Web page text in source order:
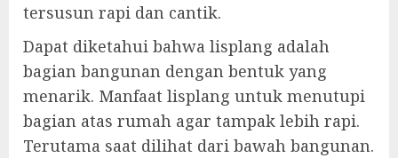
tersusun rapi dan cantik.
Dapat diketahui bahwa lisplang adalah
bagian bangunan dengan bentuk yang
menarik. Manfaat lisplang untuk menutupi
bagian atas rumah agar tampak lebih rapi.
Terutama saat dilihat dari bawah bangunan.